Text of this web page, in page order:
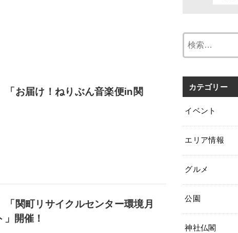
「お届け！ねりぶん音楽便in関
「関町リサイクルセンター環境月
」開催！
カテゴリー
イベント
エリア情報
グルメ
公園
神社仏閣